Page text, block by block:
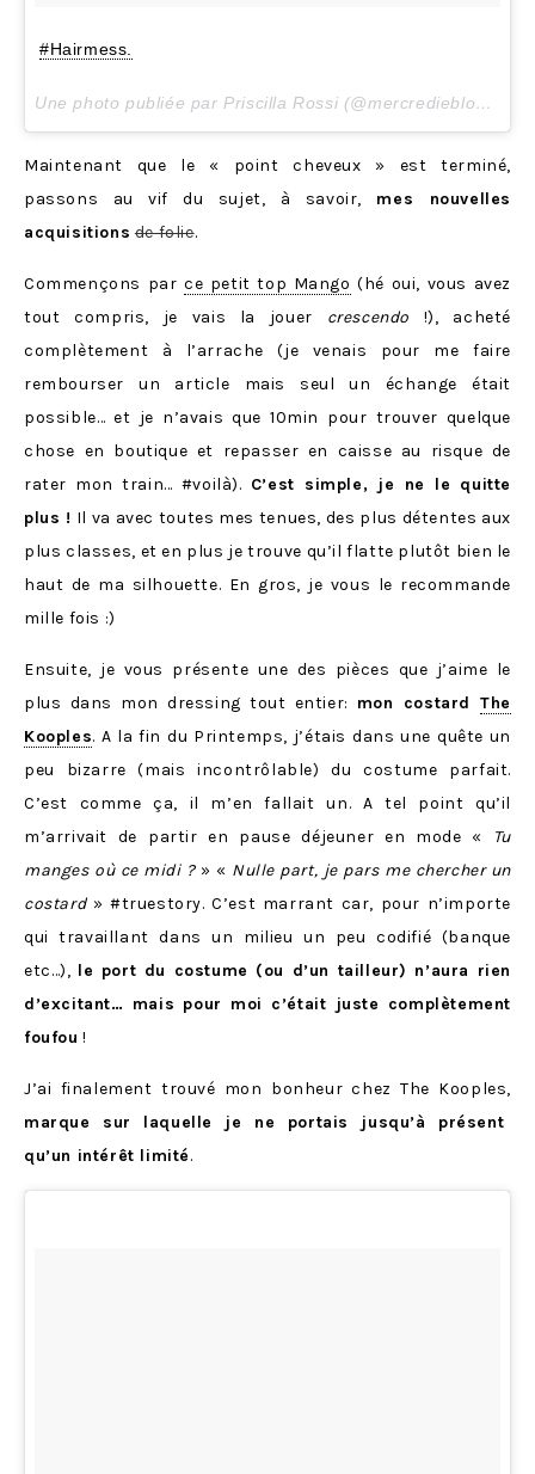
#Hairmess.
Une photo publiée par Priscilla Rossi (@mercredieblog) le
Maintenant que le « point cheveux » est terminé,
passons au vif du sujet, à savoir, mes nouvelles
acquisitions de folie.
Commençons par ce petit top Mango (hé oui, vous avez
tout compris, je vais la jouer crescendo !), acheté
complètement à l’arrache (je venais pour me faire
rembourser un article mais seul un échange était
possible… et je n’avais que 10min pour trouver quelque
chose en boutique et repasser en caisse au risque de
rater mon train… #voilà). C’est simple, je ne le quitte
plus ! Il va avec toutes mes tenues, des plus détentes aux
plus classes, et en plus je trouve qu’il flatte plutôt bien le
haut de ma silhouette. En gros, je vous le recommande
mille fois :)
Ensuite, je vous présente une des pièces que j’aime le
plus dans mon dressing tout entier: mon costardThe
Kooples. A la fin du Printemps, j’étais dans une quête un
peu bizarre (mais incontrôlable) du costume parfait.
C’est comme ça, il m’en fallait un. A tel point qu’il
m’arrivait de partir en pause déjeuner en mode «
Tu
manges où ce midi ?» « Nulle part, je pars me chercher un
costard» #truestory. C’est marrant car, pour n’importe
qui travaillant dans un milieu un peu codifié (banque
etc…), le port du costume (ou d’un tailleur) n’aura rien
d’excitant… mais pour moi c’était juste complètement
foufou !
J’ai finalement trouvé mon bonheur chez The Kooples,
marque sur laquelle je ne portais jusqu’à présent
qu’un intérêt limité.